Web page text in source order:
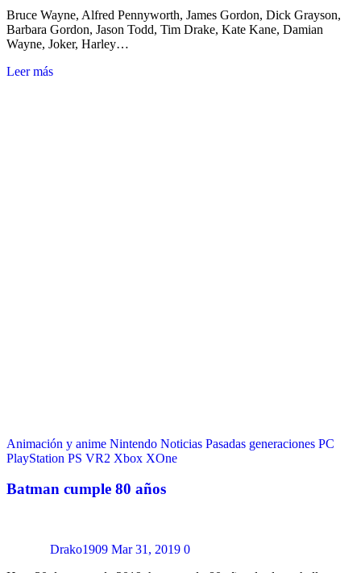
Bruce Wayne, Alfred Pennyworth, James Gordon, Dick Grayson,
Barbara Gordon, Jason Todd, Tim Drake, Kate Kane, Damian
Wayne, Joker, Harley…
Leer más
Animación y anime Nintendo Noticias Pasadas generaciones PC
PlayStation PS VR2 Xbox XOne
Batman cumple 80 años
Drako1909 Mar 31, 2019 0